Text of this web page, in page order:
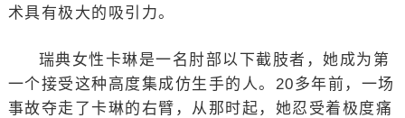
术具有极大的吸引力。
瑞典女性卡琳是一名肘部以下截肢者，她成为第
一个接受这种高度集成仿生手的人。20多年前，一场
事故夺走了卡琳的右臂，从那时起，她忍受着极度痛